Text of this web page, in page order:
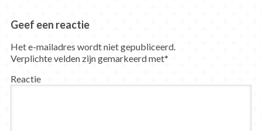
Geef een reactie
Het e-mailadres wordt niet gepubliceerd.
Verplichte velden zijn gemarkeerd met*
Reactie